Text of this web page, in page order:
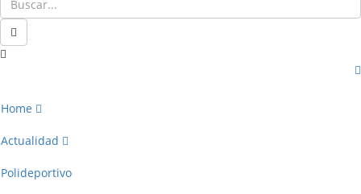
Home
Actualidad
Polideportivo